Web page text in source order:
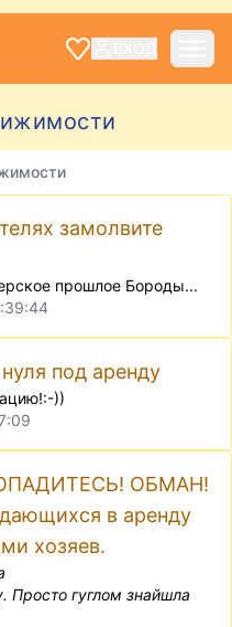
замолвите
прошлое Бороды...
под аренду
))
ОБМАН!
в аренду
хозяев.
Просто гуглом знайшла